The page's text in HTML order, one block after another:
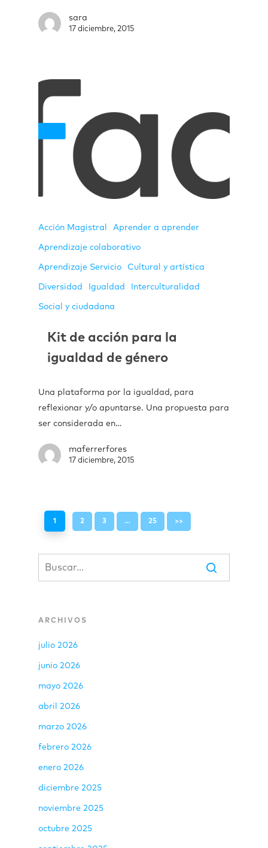
sara
17 diciembre, 2015
Acción Magistral Aprender a aprender
Aprendizaje colaborativo
Aprendizaje Servicio Cultural y artística
Diversidad Igualdad Interculturalidad
Social y ciudadana
Kit de acción para la
igualdad de género
Una plataforma por la igualdad, para
reflexionar y/o apuntarse. Una propuesta para
ser considerada en…
maferrerfores
17 diciembre, 2015
1 2 3 … 25 >>
ARCHIVOS
julio 2026
junio 2026
mayo 2026
abril 2026
marzo 2026
febrero 2026
enero 2026
diciembre 2025
noviembre 2025
octubre 2025